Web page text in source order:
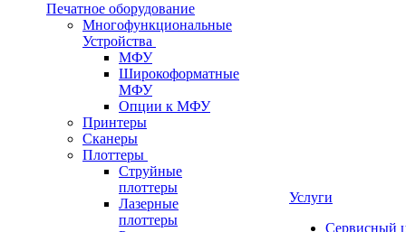
Печатное оборудование
Многофункциональные
Устройства
МФУ
Широкоформатные
МФУ
Опции к МФУ
Принтеры
Сканеры
Плоттеры
Струйные
плоттеры
Лазерные
плоттеры
Услуги
Сервисный